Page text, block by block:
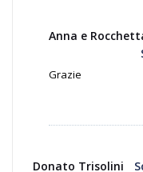
Anna e
Grazie
Donato Trisolini